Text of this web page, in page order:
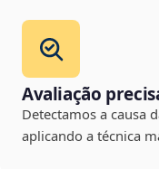
Avaliação
Detectamos a causa
aplicando a técnica